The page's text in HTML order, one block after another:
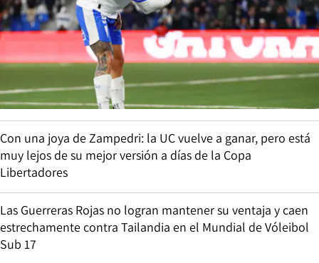
Con una joya de Zampedri: la UC vuelve a ganar, pero está
muy lejos de su mejor versión a días de la Copa
Libertadores
Las Guerreras Rojas no logran mantener su ventaja y caen
estrechamente contra Tailandia en el Mundial de Vóleibol
Sub 17